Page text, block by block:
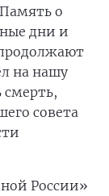
о
дни и
на нашу
смерть,
совета
России»